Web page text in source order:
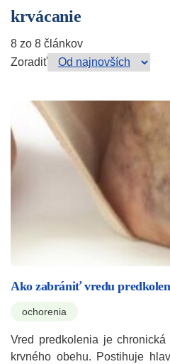
krvácanie
8 zo 8 článkov
Zoradiť
Ako zabrániť vredu
ochorenia
Vred predkolenia je
krvného obehu. Postihuje